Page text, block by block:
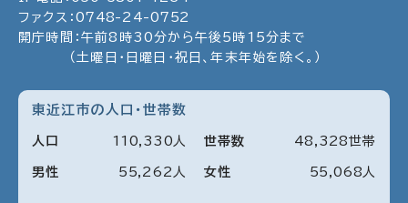
ファクス： 0748- 24-0752
開庁時間：午前8時30分から午後5時15分まで
（土曜日・日曜日・祝日、年末年始を除く。）
東近江市の人口・世帯数
人口 110 330 人
男性 55 262 人 女性 55 068 人
世帯数 48 328世帯